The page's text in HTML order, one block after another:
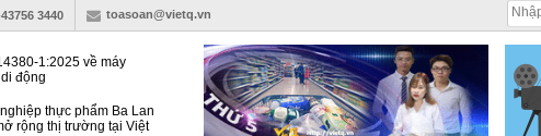
3440 toasoan@vietq.vn
1:2025 về máy
động
thực phẩm Ba Lan
rộng thị trường tại Việt